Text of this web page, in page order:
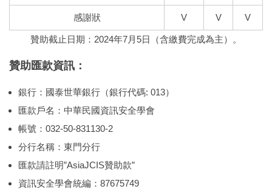
感謝狀 V V V
贊助截止日期：2024年7月5日（含繳費完成為主）。
贊助匯款資訊：
銀行：國泰世華銀行（銀行代碼: 013）
匯款戶名：中華民國資訊安全學會
帳號：032-50-831130-2
分行名稱：東門分行
匯款請註明”AsiaJCIS贊助款”
資訊安全學會統編：87675749